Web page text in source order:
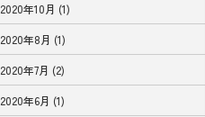
2020年10月 (1)
2020年8月 (1)
2020年7月 (2)
2020年6月 (1)